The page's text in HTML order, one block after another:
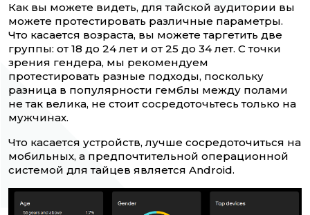
Как вы можете видеть, для тайской аудитории вы
можете протестировать различные параметры.
Что касается возраста, вы можете таргетить две
группы: от 18 до 24 лет и от 25 до 34 лет. С точки
зрения гендера, мы рекомендуем
протестировать разные подходы, поскольку
разница в популярности гемблы между полами
не так велика, не стоит сосредоточьтесь только на
мужчинах.
Что касается устройств, лучше сосредоточиться на
мобильных, а предпочтительной операционной
системой для тайцев является Android.